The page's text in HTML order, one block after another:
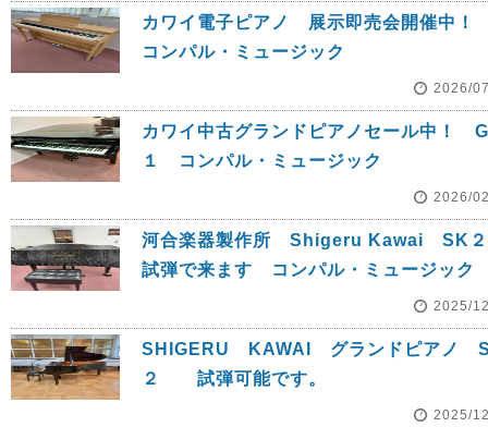
カワイ電子ピアノ 展示即売会開催
コンパル・ミュージック
2026/
カワイ中古グランドピアノセール中！
１ コンパル・ミュージック
2026/
河合楽器製作所 Shigeru Kawai SK
試弾で来ます コンパル・ミュージック
2025/
SHIGERU KAWAI グランドピアノ
２ 試弾可能です。
2025/